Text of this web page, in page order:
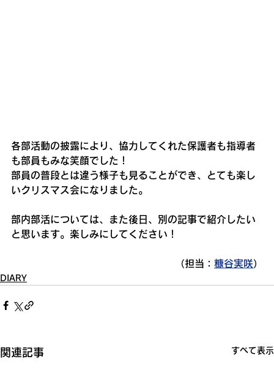
各部活動の披露により、協力してくれた保護者も指導者
も部員もみな笑顔でした！
部員の普段とは違う様子も見ることができ、とても楽し
いクリスマス会になりました。
部内部活については、また後日、別の記事で紹介したい
と思います。楽しみにしてください！
（担当： 糠谷実咲）
DIARY
関連記事 すべて表示